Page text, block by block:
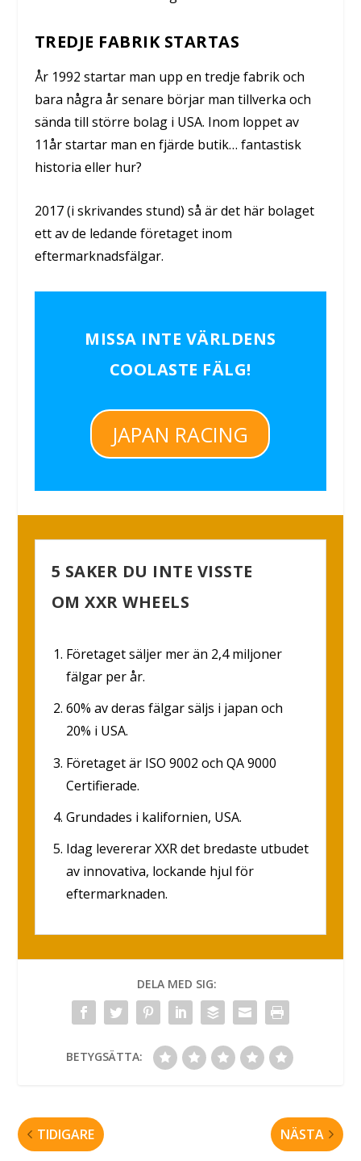
TREDJE FABRIK STARTAS
År 1992 startar man upp en tredje fabrik och
bara några år senare börjar man tillverka och
sända till större bolag i USA. Inom loppet av
11år startar man en fjärde butik… fantastisk
historia eller hur?
2017 (i skrivandes stund) så är det här bolaget
ett av de ledande företaget inom
eftermarknadsfälgar.
MISSA INTE VÄRLDENS
COOLASTE FÄLG!
JAPAN RACING
5 SAKER DU INTE VISSTE
OM XXR WHEELS
Företaget säljer mer än 2,4 miljoner
fälgar per år.
60% av deras fälgar säljs i japan och
20% i USA.
Företaget är ISO 9002 och QA 9000
Certifierade.
Grundades i kalifornien, USA.
Idag levererar XXR det bredaste utbudet
av innovativa, lockande hjul för
eftermarknaden.
DELA MED SIG:
BETYGSÄTTA:
TIDIGARE NÄSTA